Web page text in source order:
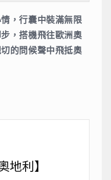
，行囊中裝滿無限
，搭機飛往歐洲奧
的問候聲中飛抵奧
利】